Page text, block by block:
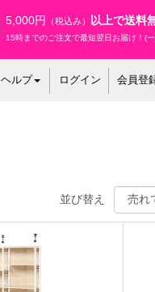
5,000円 （税込み） 以上で送料
15時までのご注文で最短翌日お届け！(
ヘルプ ログイン 会員登
並び替え